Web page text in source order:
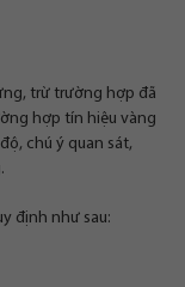
trừ trường hợp đã
hợp tín hiệu vàng
chú ý quan sát,
định như sau: